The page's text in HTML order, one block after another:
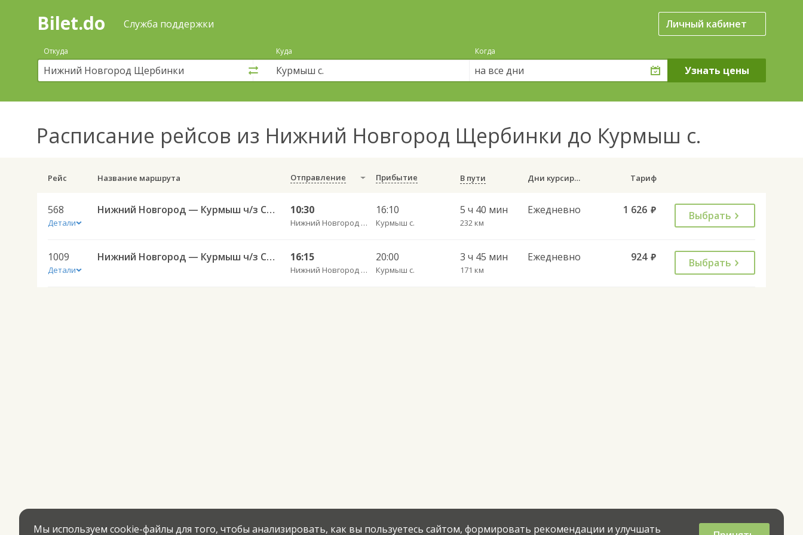
Поиск
покупка
билетов
автобус
онлайн
Bilet.do Служба поддержки Личный кабинет
Откуда Куда Когда
на все дни
Расписание рейсов из Нижний Новгород Щербинки до Курмыш с.
Рейс Название маршрута Отправление Прибытие В пути Дни курсирования Тариф
568
Детали
Нижний Новгород — Курмыш ч/з Сергач 568 10:30
Нижний Новгород Щербинки
16:10
Курмыш с.
5 ч 40 мин
232 км
Ежедневно 1 626 руб. Выбрать
1009
Детали
Нижний Новгород — Курмыш ч/з Спасское 1009 16:15
Нижний Новгород Щербинки
20:00
Курмыш с.
3 ч 45 мин
171 км
Ежедневно 924 руб. Выбрать
Мы используем cookie-файлы для того, чтобы анализировать, как вы пользуетесь сайтом, формировать рекомендации и улучшать